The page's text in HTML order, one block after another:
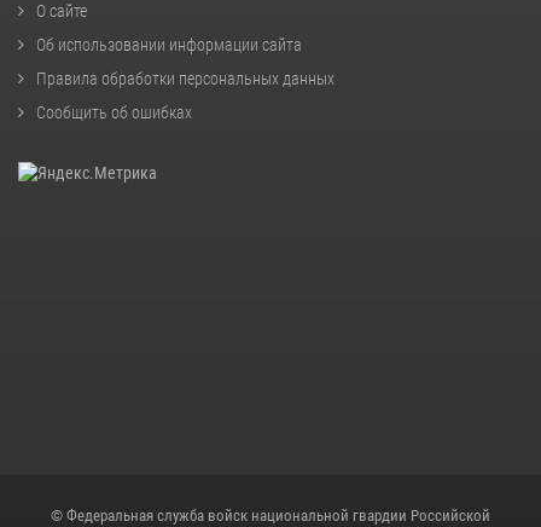
О сайте
Об использовании информации сайта
Правила обработки персональных данных
Сообщить об ошибках
© Федеральная служба войск национальной гвардии Российской